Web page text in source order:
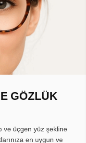
GÖZLÜK
ve üçgen yüz şekline
en uygun ve